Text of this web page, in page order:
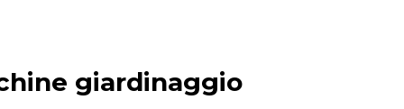
giardinaggio